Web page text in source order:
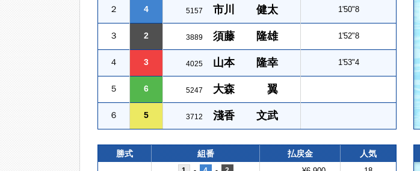
２ 4 5157 市川 健太 1'50"8
３ 2 3889 須藤 隆雄 1'52"8
４ 3 4025 山本 隆幸 1'53"4
５ 6 5247 大森 翼
６ 5 3712 淺香 文武
勝式 組番 払戻金 人気